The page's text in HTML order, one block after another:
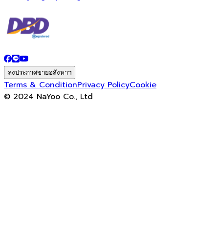
ลงประกาศขายอสังหาฯ
Terms & ConditionPrivacy PolicyCookie
© 2024 NaYoo Co., Ltd